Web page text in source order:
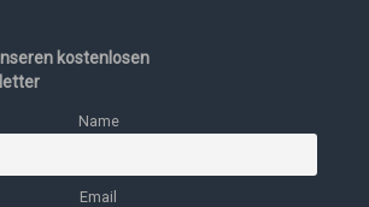
kostenlosen
Name
Email